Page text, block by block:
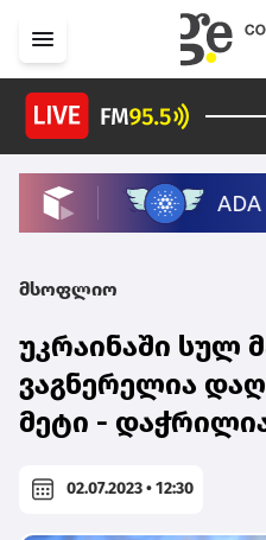
მსოფლიო
უკრაინაში სულ
ვაგნერელია
მეტი -
02.07.2023 • 12:30